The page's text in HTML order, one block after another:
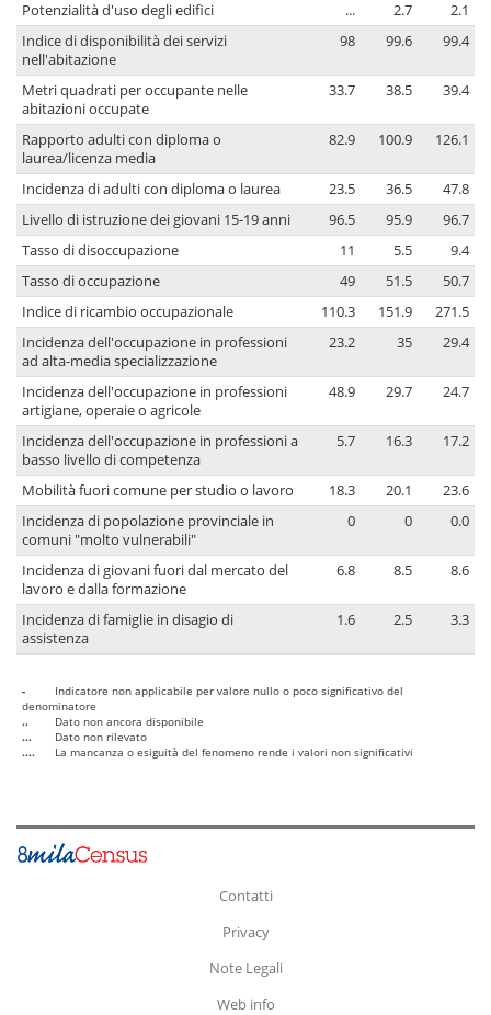
Potenzialità d'uso degli edifici
... 2.7
2.1
Indice di disponibilità dei servizi
nell'abitazione
98 99.6 99.4
Metri quadrati per occupante nelle
abitazioni occupate
33.7 38.5 39.4
Rapporto adulti con diploma o
laurea/licenza media
82.9 100.9 126.1
Incidenza di adulti con diploma o laurea 23.5 36.5
47.8
Livello di istruzione dei giovani 15-19 anni
96.5 95.9
96.7
Tasso di disoccupazione
11 5.5
9.4
Tasso di occupazione
49 51.5
50.7
Indice di ricambio occupazionale
110.3 151.9
271.5
Incidenza dell'occupazione in professioni
ad alta-media specializzazione
23.2 35 29.4
Incidenza dell'occupazione in professioni
artigiane, operaie o agricole
48.9 29.7 24.7
Incidenza dell'occupazione in professioni a
basso livello di competenza
5.7 16.3 17.2
Mobilità fuori comune per studio o lavoro 18.3 20.1
23.6
Incidenza di popolazione provinciale in
comuni "molto vulnerabili"
0 0 0.0
Incidenza di giovani fuori dal mercato del
lavoro e dalla formazione
6.8 8.5 8.6
Incidenza di famiglie in disagio di
assistenza
1.6 2.5 3.3
-
Indicatore non applicabile per valore nullo o poco significativo del
denominatore
..
Dato non ancora disponibile
...
Dato non rilevato
....
La mancanza o esiguità del fenomeno rende i valori non significativi
Contatti
Privacy
Note Legali
Web info